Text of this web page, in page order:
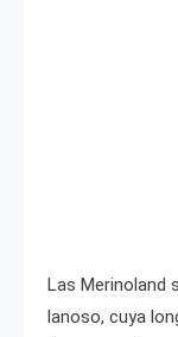
Las Merinoland
lanoso, cuya